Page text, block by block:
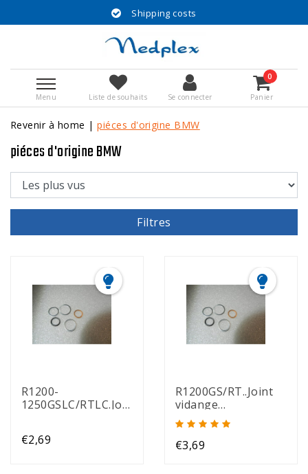
Shipping costs
Menu Liste de souhaits Se connecter
0
Panier
Revenir à home |piéces d'origine BMW
piéces d'origine BMW
Filtres
R1200-
1250GSLC/RTLC.Joint
pont cardan (couple
€2,69
R1200GS/RT..Joint
vidange
moteur+boite+ 2
joints vidange du
pont cardan (couple
€3,69